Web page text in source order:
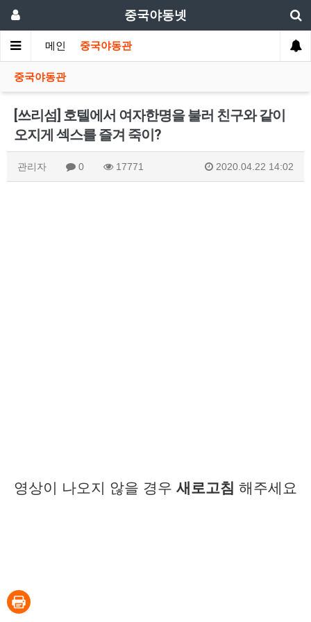
중국야동넷
메인 중국야동관
중국야동관
[쓰리섬] 호텔에서 여자한명을 불러 친구와 같이
오지게 섹스를 즐겨 죽이?
관리자 0 17771 2020.04.22 14:02
영상이 나오지 않을 경우 새로고침 해주세요